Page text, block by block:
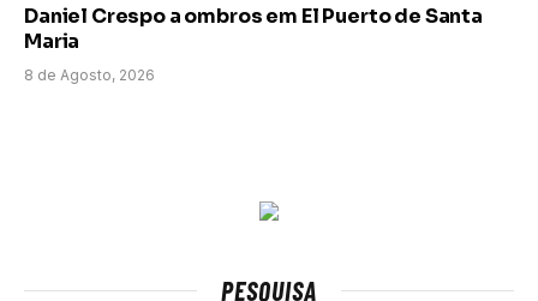
Daniel Crespo a ombros em El Puerto de Santa
Maria
8 de Agosto, 2026
PESQUISA